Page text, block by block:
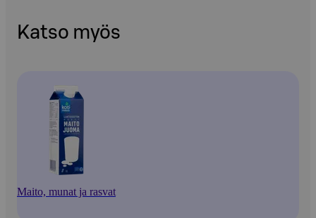
Katso myös
Maito, munat ja rasvat